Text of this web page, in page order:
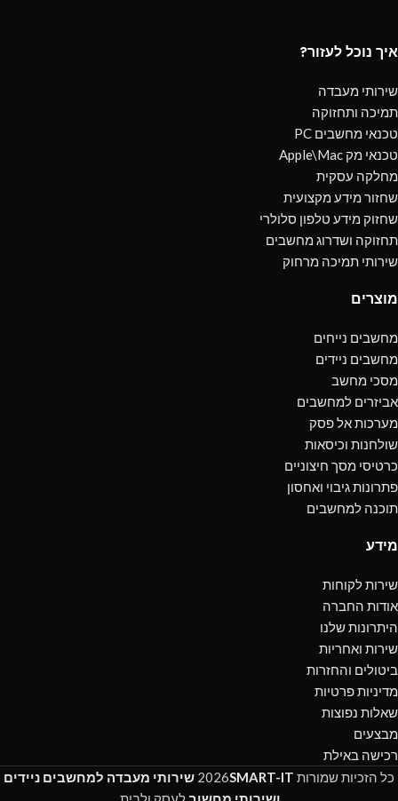
איך נוכל לעזור?
שירותי מעבדה
תמיכה ותחזוקה
טכנאי מחשבים PC
טכנאי מק Apple\Mac
מחלקה עסקית
שחזור מידע מקצועית
שחזוק מידע טלפון סלולרי
תחזוקה ושדרוג מחשבים
שירותי תמיכה מרחוק
מוצרים
מחשבים נייחים
מחשבים ניידים
מסכי מחשב
אביזרים למחשבים
מערכות אל פסק
שולחנות וכיסאות
כרטיסי מסך חיצוניים
פתרונות גיבוי ואחסון
תוכנה למחשבים
מידע
שירות לקוחות
אודות החברה
היתרונות שלנו
שירות ואחריות
ביטולים והחזרות
מדיניות פרטיות
שאלות נפוצות
מבצעים
רכישה באילת
כל הזכיות שמורות
2026SMART-IT
שירותי מעבדה למחשבים ניידים